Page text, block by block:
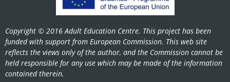
Copyright © 2016 Adult Education Centre. This project has been
funded with support from European Commission. This web site
reflects the views only of the author, and the Commission cannot be
held responsible for any use which may be made of the information
contained therein.